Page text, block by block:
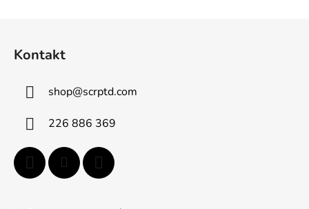
Kontakt
shop@scrptd.com
226 886 369